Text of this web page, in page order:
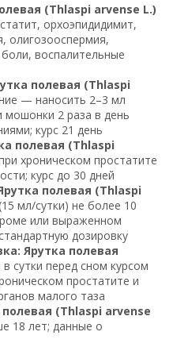
(Thlaspi arvense L.)
орхоэпидидимит,
олигозооспермия,
воспалительные
полевая (Thlaspi
— наносить 2–3 мл
2 раза в день
курс 21 день
полевая (Thlaspi
хроническом простатите
курс до 30 дней
полевая (Thlaspi
мл/сутки) не более 10
или выраженном
дозировку
Ярутка полевая
сутки перед сном курсом
простатите и
малого таза
(Thlaspi arvense
18 лет; данные о